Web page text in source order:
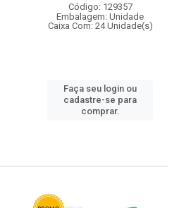
Código: 129357
Embalagem: Unidade
Caixa Com: 24 Unidade(s)
Faça seu login ou
cadastre-se para
comprar.